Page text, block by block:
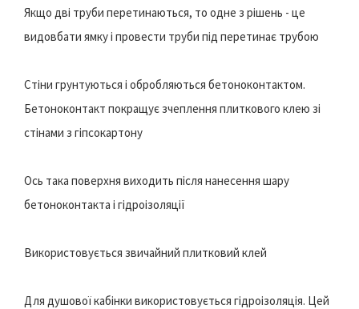
Якщо дві труби перетинаються, то одне з рішень - це
видовбати ямку і провести труби під перетинає трубою
Стіни грунтуються і обробляються бетоноконтактом.
Бетоноконтакт покращує зчеплення плиткового клею зі
стінами з гіпсокартону
Ось така поверхня виходить після нанесення шару
бетоноконтакта і гідроізоляції
Використовується звичайний плитковий клей
Для душової кабінки використовується гідроізоляція. Цей